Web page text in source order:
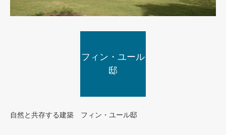
FJCについて
フィン・ユール
邸
自然と共存する建築 フィン・ユール邸